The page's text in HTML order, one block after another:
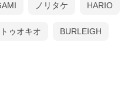
ノリタケ HARIO
ゥオキオ BURLEIGH